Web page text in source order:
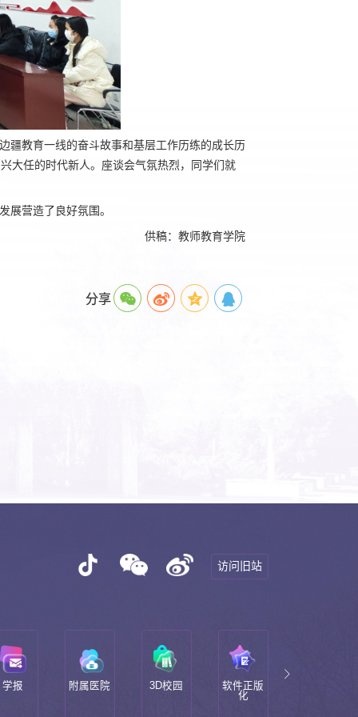
疆教育一线的奋斗故事和基层工作历练的成长历
大任的时代新人。座谈会气氛热烈 ，同学们就
展营造了良好氛围。
供稿：教师教育学院
分享
访问旧站
学报 附属医院 3D校园
软件正版
化